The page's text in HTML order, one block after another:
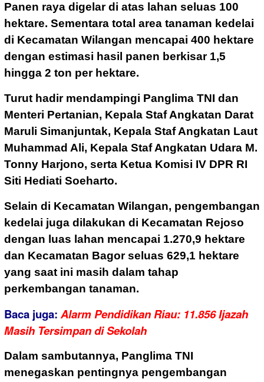
Panen raya digelar di atas lahan seluas 100
hektare. Sementara total area tanaman kedelai
di Kecamatan Wilangan mencapai 400 hektare
dengan estimasi hasil panen berkisar 1,5
hingga 2 ton per hektare.
Turut hadir mendampingi Panglima TNI dan
Menteri Pertanian, Kepala Staf Angkatan Darat
Maruli Simanjuntak, Kepala Staf Angkatan Laut
Muhammad Ali, Kepala Staf Angkatan Udara M.
Tonny Harjono, serta Ketua Komisi IV DPR RI
Siti Hediati Soeharto.
Selain di Kecamatan Wilangan, pengembangan
kedelai juga dilakukan di Kecamatan Rejoso
dengan luas lahan mencapai 1.270,9 hektare
dan Kecamatan Bagor seluas 629,1 hektare
yang saat ini masih dalam tahap
perkembangan tanaman.
Baca juga: Alarm Pendidikan Riau: 11.856 Ijazah
Masih Tersimpan di Sekolah
Dalam sambutannya, Panglima TNI
menegaskan pentingnya pengembangan